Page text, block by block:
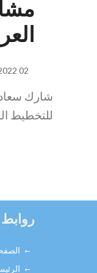
02 JUNE, 2022
للتخطيط